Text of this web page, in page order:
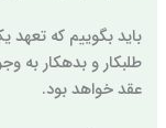
باید بگوییم که
طلبکار و بدهکار به
عقد خواهد بود.